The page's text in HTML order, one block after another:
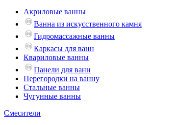
Акриловые ванны
Ванна из искусственного камня
Гидромассажные ванны
Каркасы для ванн
Квариловые ванны
Панели для ванн
Перегородки на ванну
Стальные ванны
Чугунные ванны
Смесители